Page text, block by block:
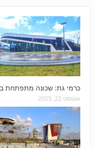
כרמי גת: שכונה מתפתחת
אוגוסט 22, 2025